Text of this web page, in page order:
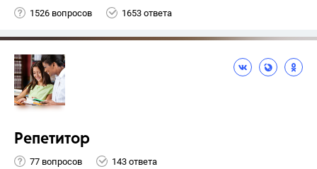
1526 вопросов 1653 ответа
Репетитор
77 вопросов 143 ответа